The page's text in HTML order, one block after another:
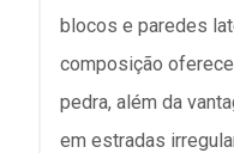
blocos e paredes
composição
pedra, além da
em estradas